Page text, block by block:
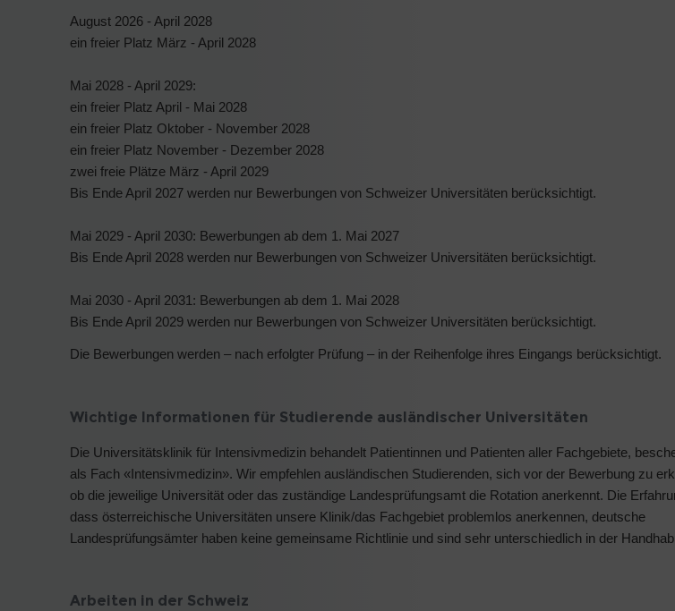
August 2026 - April 2028
ein freier Platz März - April 2028
Mai 2028 - April 2029:
ein freier Platz April - Mai 2028
ein freier Platz Oktober - November 2028
ein freier Platz November - Dezember 2028
zwei freie Plätze März - April 2029
Bis Ende April 2027 werden nur Bewerbungen von Schweizer Universitäten berücksichtigt.
Mai 2029 - April 2030: Bewerbungen ab dem 1. Mai 2027
Bis Ende April 2028 werden nur Bewerbungen von Schweizer Universitäten berücksichtigt.
Mai 2030 - April 2031: Bewerbungen ab dem 1. Mai 2028
Bis Ende April 2029 werden nur Bewerbungen von Schweizer Universitäten berücksichtigt.
Die Bewerbungen werden – nach erfolgter Prüfung – in der Reihenfolge ihres Eingangs berücksichtigt.
Wichtige Informationen für Studierende ausländischer Universitäten
Die Universitätsklinik für Intensivmedizin behandelt Patientinnen und Patienten aller Fachgebiete,
als Fach «Intensivmedizin». Wir empfehlen ausländischen Studierenden, sich vor der Bewerbung zu
ob die jeweilige Universität oder das zuständige Landesprüfungsamt die Rotation anerkennt. Die
dass österreichische Universitäten unsere Klinik/das Fachgebiet problemlos anerkennen, deutsche
Landesprüfungsämter haben keine gemeinsame Richtlinie und sind sehr unterschiedlich in der
Arbeiten in der Schweiz